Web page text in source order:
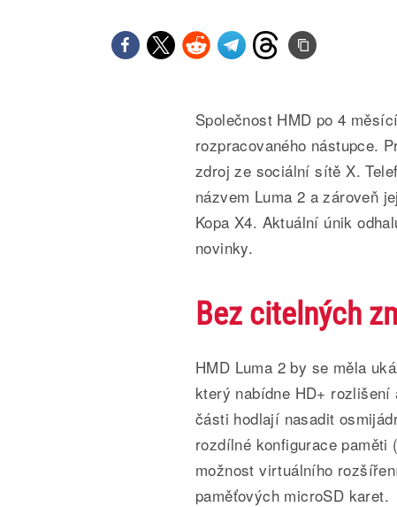
Společnost HMD po 4
rozpracovaného nástupce.
zdroj ze sociální sítě X.
názvem Luma 2 a zároveň
Kopa X4. Aktuální únik
novinky.
Bez citelných
HMD Luma 2 by se měla
který nabídne HD+
části hodlají nasadit
rozdílné konfigurace
možnost virtuálního
paměťových microSD karet.